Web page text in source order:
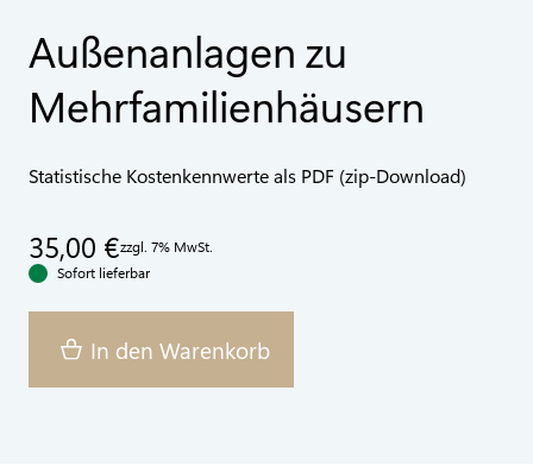
Außenanlagen zu
Mehrfamilienhäusern
Statistische Kostenkennwerte als PDF (zip-Download)
35,00 €zzgl. 7% MwSt.
Sofort lieferbar
In den Warenkorb